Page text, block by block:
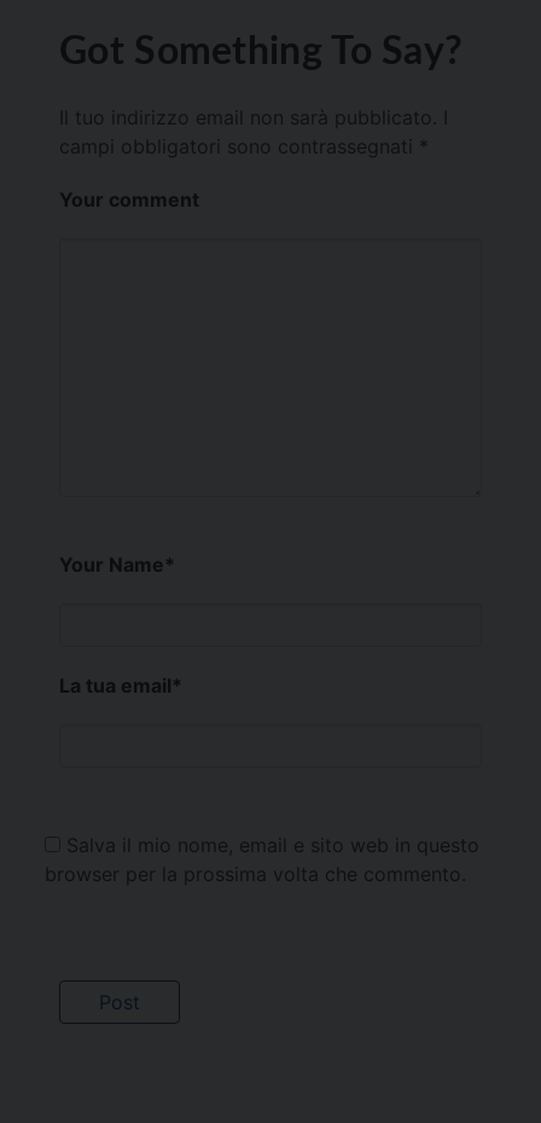
Got Something To Say?
Il tuo indirizzo email non sarà pubblicato.
campi obbligatori sono contrassegnati *
Your comment
Your Name*
La tua email*
Salva il mio nome, email e sito web in questo
browser per la prossima volta che commento.